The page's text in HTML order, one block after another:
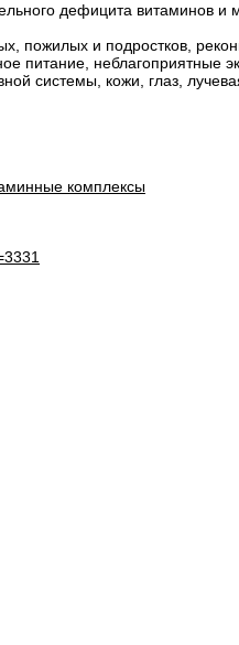
дефицита витаминов и
пожилых и подростков,
питание, неблагоприятные
системы, кожи, глаз,
комплексы